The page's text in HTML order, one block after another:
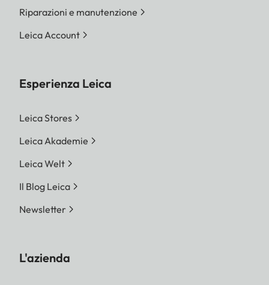
Riparazioni e manutenzione
Leica Account
Esperienza Leica
Leica Stores
Leica Akademie
Leica Welt
Il Blog Leica
Newsletter
L'azienda